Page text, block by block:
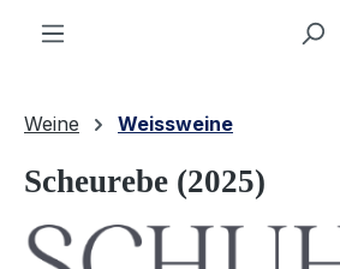
Weine Weissweine
Scheurebe (2025)